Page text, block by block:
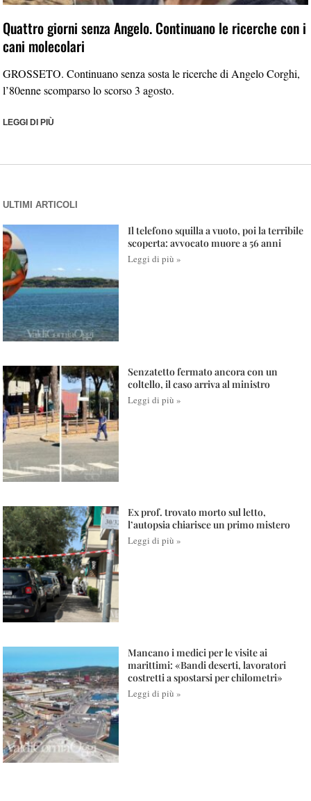
Quattro giorni senza Angelo. Continuano le ricerche con i
cani molecolari
GROSSETO. Continuano senza sosta le ricerche di Angelo Corghi,
l’80enne scomparso lo scorso 3 agosto.
LEGGI DI PIÙ
ULTIMI ARTICOLI
Il telefono squilla a vuoto, poi la terribile
scoperta: avvocato muore a 56 anni
Leggi di più »
Senzatetto fermato ancora con un
coltello, il caso arriva al ministro
Leggi di più »
Ex prof. trovato morto sul letto,
l’autopsia chiarisce un primo mistero
Leggi di più »
Mancano i medici per le visite ai
marittimi: «Bandi deserti, lavoratori
costretti a spostarsi per chilometri»
Leggi di più »